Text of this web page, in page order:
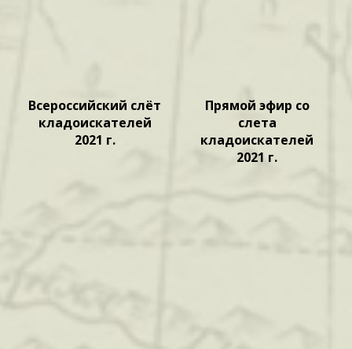
Всероссийский слёт
кладоискателей
2021 г.
Прямой эфир со
слета
кладоискателей
2021 г.